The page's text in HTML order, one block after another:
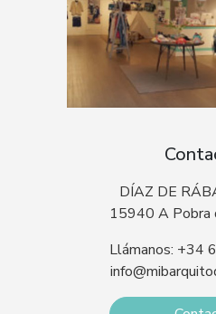
DÍAZ DE
15940 A Pobra
Llámanos: +34